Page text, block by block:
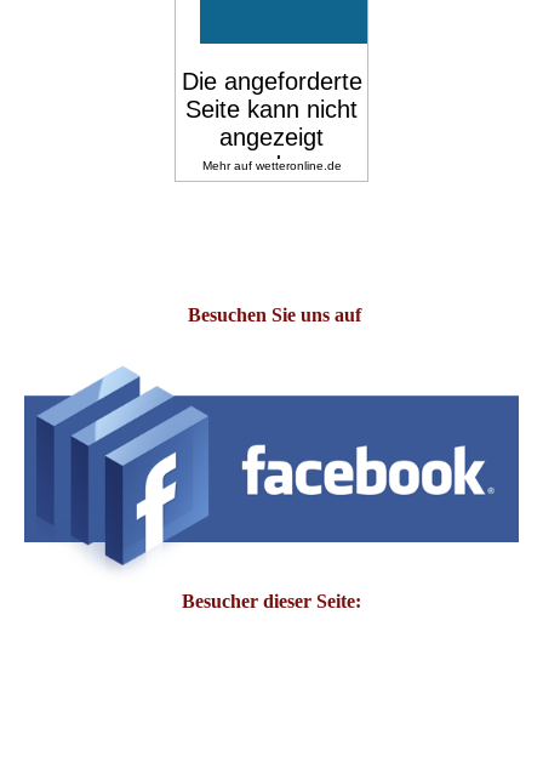
Besuchen Sie uns auf
Besucher dieser Seite: